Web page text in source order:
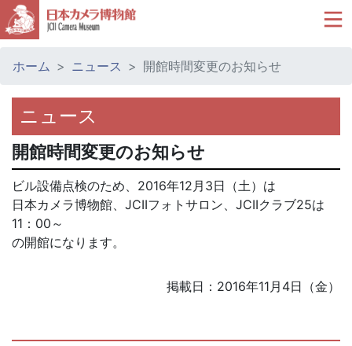
ホーム ニュース 開館時間変更のお知らせ
ニュース
開館時間変更のお知らせ
ビル設備点検のため、2016年12月3日（土）は
日本カメラ博物館、JCIIフォトサロン、JCIIクラブ25は
11：00～
の開館になります。
掲載日：2016年11月4日（金）